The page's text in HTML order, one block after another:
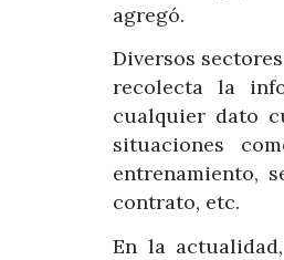
agregó.
Diversos
recolecta la
cualquier dato
situaciones
entrenamiento,
contrato, etc.
En la